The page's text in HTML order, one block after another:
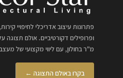
פתרונות עיצוב אדריכלי לחיפויי
מ"ר בחולון, עם ליווי מקצועי של
בקרו באולם התצוגה ←